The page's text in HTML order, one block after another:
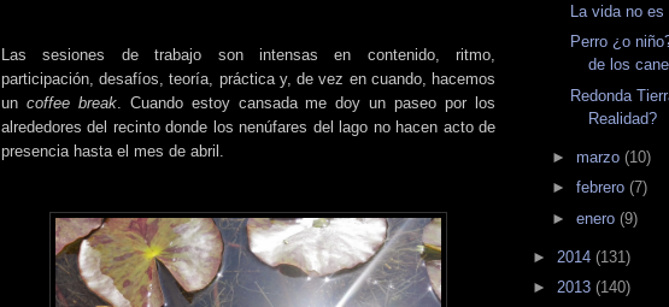
Las sesiones de trabajo son intensas en contenido, ritmo,
participación, desafíos, teoría, práctica y, de vez en cuando, hacemos
un coffee break. Cuando estoy cansada me doy un paseo por los
alrededores del recinto donde los nenúfares del lago no hacen acto de
presencia hasta el mes de abril.
La vida no es
Perro ¿o
de los
Redonda
Realidad?
► marzo (10)
► febrero (7)
► enero (9)
► 2014 (131)
► 2013 (140)